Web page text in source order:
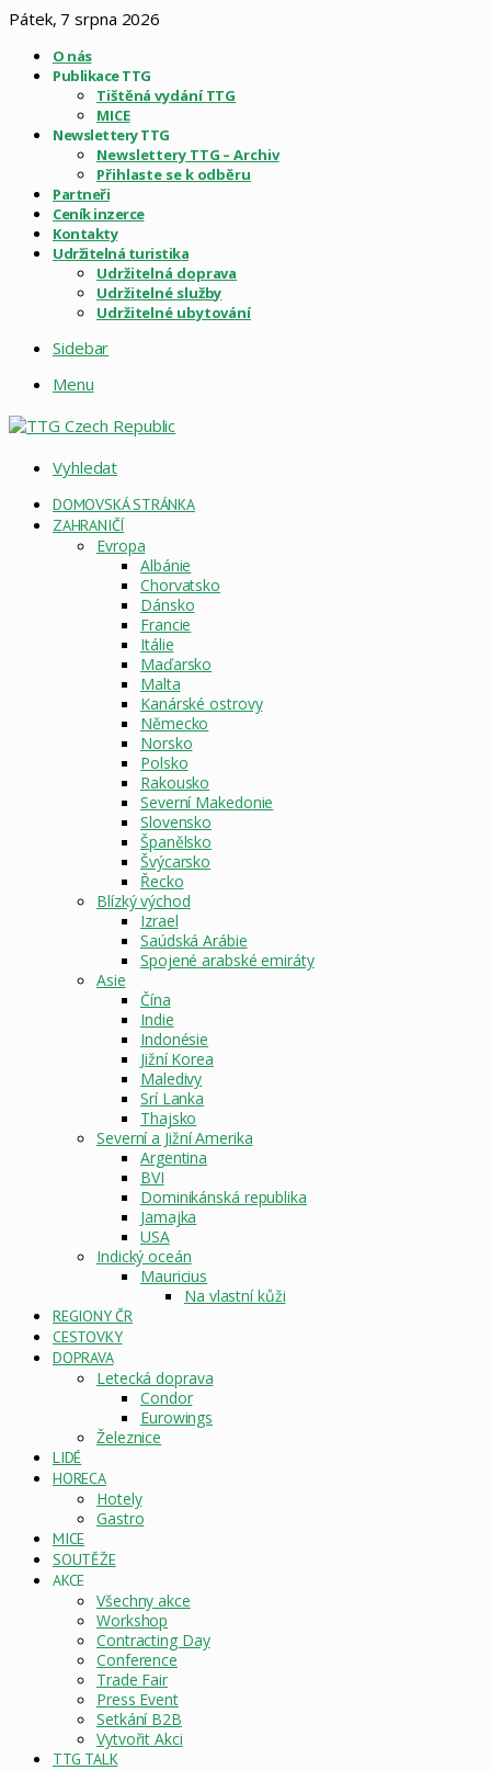
Pátek, 7 srpna 2026
O nás
Publikace TTG
Tištěná vydání TTG
MICE
Newslettery TTG
Newslettery TTG – Archiv
Přihlaste se k odběru
Partneři
Ceník inzerce
Kontakty
Udržitelná turistika
Udržitelná doprava
Udržitelné služby
Udržitelné ubytování
Sidebar
Menu
Vyhledat
DOMOVSKÁ STRÁNKA
ZAHRANIČÍ
Evropa
Albánie
Chorvatsko
Dánsko
Francie
Itálie
Maďarsko
Malta
Kanárské ostrovy
Německo
Norsko
Polsko
Rakousko
Severní Makedonie
Slovensko
Španělsko
Švýcarsko
Řecko
Blízký východ
Izrael
Saúdská Arábie
Spojené arabské emiráty
Asie
Čína
Indie
Indonésie
Jižní Korea
Maledivy
Srí Lanka
Thajsko
Severní a Jižní Amerika
Argentina
BVI
Dominikánská republika
Jamajka
USA
Indický oceán
Mauricius
Na vlastní kůži
REGIONY ČR
CESTOVKY
DOPRAVA
Letecká doprava
Condor
Eurowings
Železnice
LIDÉ
HORECA
Hotely
Gastro
MICE
SOUTĚŽE
AKCE
Všechny akce
Workshop
Contracting Day
Conference
Trade Fair
Press Event
Setkání B2B
Vytvořit Akci
TTG TALK